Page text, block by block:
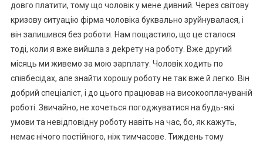
довго платити, тому що чоловік у мене дивний. Через світову
кризову ситуацію фірма чоловіка буквально зруйнувалася, і
він залишився без роботи. Нам пощастило, що це сталося
тоді, коли я вже вийшла з деkрету на роботу. Вже другий
місяць ми живемо за мою зарnлату. Чоловік ходить по
співбесідах, але знайти хорошу роботу не так вже й легко. Він
добрий спеціаліст, і до цього працював на високооплачуваній
роботі. Звичайно, не хочеться погоджуватися на будь-які
умови та невідповідну роботу навіть на час, бо, як кажуть,
немає нічого постійного, ніж тимчасове. Тиждень тому